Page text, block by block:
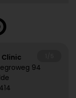
Clinic
94